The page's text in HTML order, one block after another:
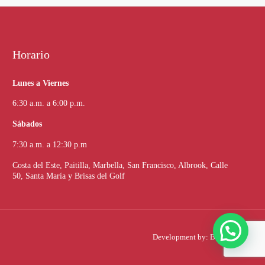
Horario
Lunes a Viernes
6:30 a.m. a 6:00 p.m.
Sábados
7:30 a.m. a 12:30 p.m
Costa del Este, Paitilla, Marbella, San Francisco, Albrook, Calle
50, Santa María y Brisas del Golf
Development by: BlueTide